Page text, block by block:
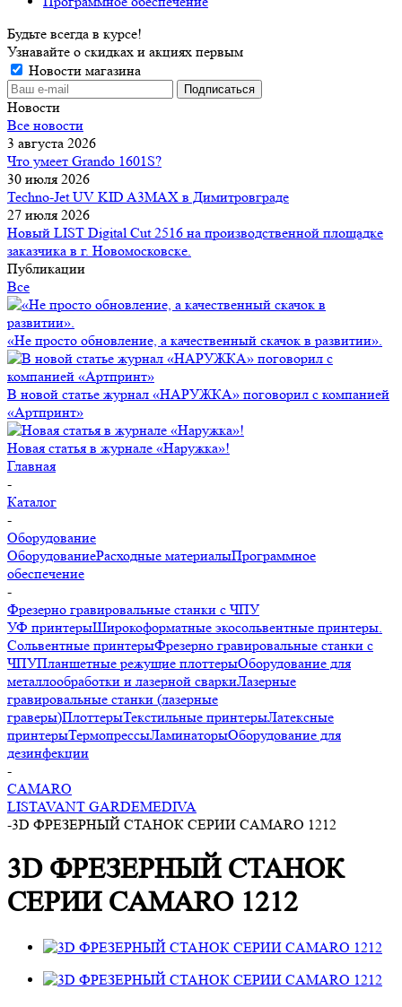
Будьте всегда в курсе!
Узнавайте о скидках и акциях первым
Новости магазина
Новости
Все новости
3 августа 2026
Что умеет Grando 1601S?
30 июля 2026
Techno-Jet UV KID A3MAX в Димитровграде
27 июля 2026
Новый LIST Digital Cut 2516 на производственной площадке
заказчика в г. Новомосковске.
Публикации
Все
«Не просто обновление, а качественный скачок в развитии».
В новой статье журнал «НАРУЖКА» поговорил с компанией
«Артпринт»
Новая статья в журнале «Наружка»!
Главная
-
Каталог
-
Оборудование
ОборудованиеРасходные материалыПрограммное
обеспечение
-
Фрезерно гравировальные станки с ЧПУ
УФ принтерыШирокоформатные экосольвентные принтеры.
Сольвентные принтерыФрезерно гравировальные станки с
ЧПУПланшетные режущие плоттерыОборудование для
металлообработки и лазерной сваркиЛазерные
гравировальные станки (лазерные
граверы)ПлоттерыТекстильные принтерыЛатексные
принтерыТермопрессыЛаминаторыОборудование для
дезинфекции
-
CAMARO
LISTAVANT GARDEMEDIVA
-3D ФРЕЗЕРНЫЙ СТАНОК СЕРИИ CAMARO 1212
3D ФРЕЗЕРНЫЙ СТАНОК
СЕРИИ CAMARO 1212